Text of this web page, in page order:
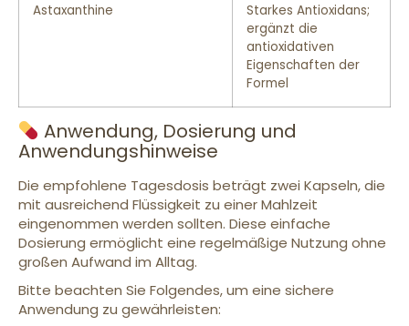
Astaxanthine
Starkes Antioxidans;
ergänzt die
antioxidativen
Eigenschaften der
Formel
Anwendung, Dosierung und
Anwendungshinweise
Die empfohlene Tagesdosis beträgt zwei Kapseln, die
mit ausreichend Flüssigkeit zu einer Mahlzeit
eingenommen werden sollten. Diese einfache
Dosierung ermöglicht eine regelmäßige Nutzung ohne
großen Aufwand im Alltag.
Bitte beachten Sie Folgendes, um eine sichere
Anwendung zu gewährleisten: